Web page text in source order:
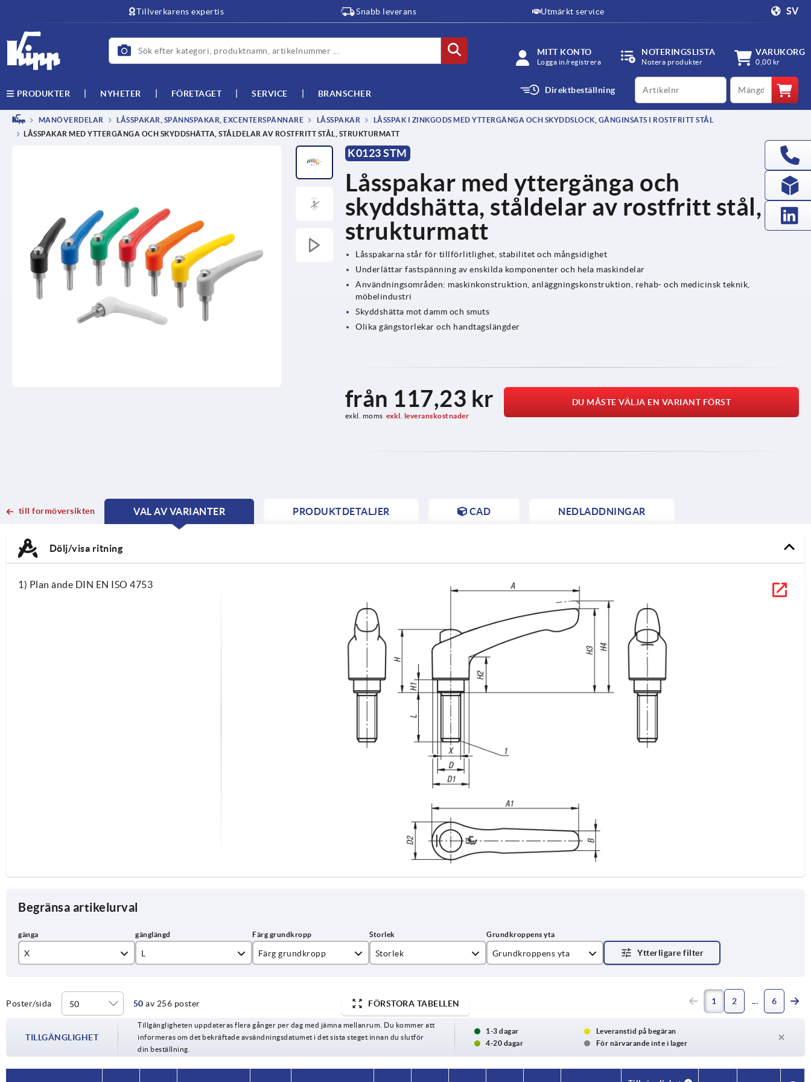
Tillverkarens expertis Snabb leverans Utmärkt service SV
MITT KONTO
Logga in/registrera
NOTERINGSLISTA
Notera produkter
VARUKORG
0,00 kr
PRODUKTER NYHETER FÖRETAGET SERVICE BRANSCHER Direktbeställning
productCode qty
MANÖVERDELAR LÅSSPAKAR, SPÄNNSPAKAR, EXCENTERSPÄNNARE LÅSSPAKAR
LÅSSPAK I ZINKGODS MED YTTERGÄNGA OCH SKYDDSLOCK, GÄNGINSATS I ROSTFRITT STÅL
LÅSSPAKAR MED YTTERGÄNGA OCH SKYDDSHÄTTA, STÅLDELAR AV ROSTFRITT STÅL, STRUKTURMATT
K0123 STM
Låsspakar med yttergänga och
skyddshätta, ståldelar av rostfritt stål,
strukturmatt
Låsspakarna står för tillförlitlighet, stabilitet och mångsidighet
Underlättar fastspänning av enskilda komponenter och hela maskindelar
Användningsområden: maskinkonstruktion, anläggningskonstruktion, rehab- och medicinsk teknik,
möbelindustri
Skyddshätta mot damm och smuts
Olika gängstorlekar och handtagslängder
från 117,23 kr
exkl. moms exkl. leveranskostnader
DU MÅSTE VÄLJA EN VARIANT FÖRST
till formöversikten
VAL AV VARIANTER
CURRENT
CURRENT
PRODUKTDETALJER CAD NEDLADDNINGAR
Dölj/visa ritning
1) Plan ände DIN EN ISO 4753
Begränsa artikelurval
X
M8
L
20
25
30
Färg grundkropp
rapsgul RAL 1021
Storlek
3
Grundkroppens yta
Poster/sida 50 av 256 poster FÖRSTORA TABELLEN 1 2 6
TILLGÄNGLIGHET
Tillgängligheten uppdateras flera gånger per dag med jämna mellanrum. Du kommer att
informeras om det bekräftade avsändningsdatumet i det sista steget innan du slutför
din beställning.
1-3 dagar
Leveranstid på begäran
4-20 dagar
För närvarande inte i lager